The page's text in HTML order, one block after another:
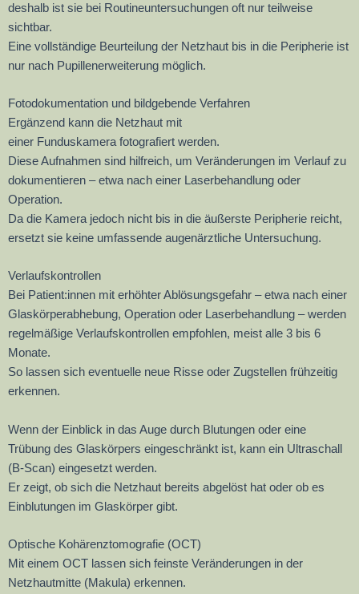
deshalb ist sie bei Routineuntersuchungen oft nur teilweise
sichtbar.
Eine vollständige Beurteilung der Netzhaut bis in die Peripherie ist
nur nach Pupillenerweiterung möglich.
Fotodokumentation und bildgebende Verfahren
Ergänzend kann die Netzhaut mit
einer Funduskamera fotografiert werden.
Diese Aufnahmen sind hilfreich, um Veränderungen im Verlauf zu
dokumentieren – etwa nach einer Laserbehandlung oder
Operation.
Da die Kamera jedoch nicht bis in die äußerste Peripherie reicht,
ersetzt sie keine umfassende augenärztliche Untersuchung.
Verlaufskontrollen
Bei Patient:innen mit erhöhter Ablösungsgefahr – etwa nach einer
Glaskörperabhebung, Operation oder Laserbehandlung – werden
regelmäßige Verlaufskontrollen empfohlen, meist alle 3 bis 6
Monate.
So lassen sich eventuelle neue Risse oder Zugstellen frühzeitig
erkennen.
Wenn der Einblick in das Auge durch Blutungen oder eine
Trübung des Glaskörpers eingeschränkt ist, kann ein Ultraschall
(B-Scan) eingesetzt werden.
Er zeigt, ob sich die Netzhaut bereits abgelöst hat oder ob es
Einblutungen im Glaskörper gibt.
Optische Kohärenztomografie (OCT)
Mit einem OCT lassen sich feinste Veränderungen in der
Netzhautmitte (Makula) erkennen.